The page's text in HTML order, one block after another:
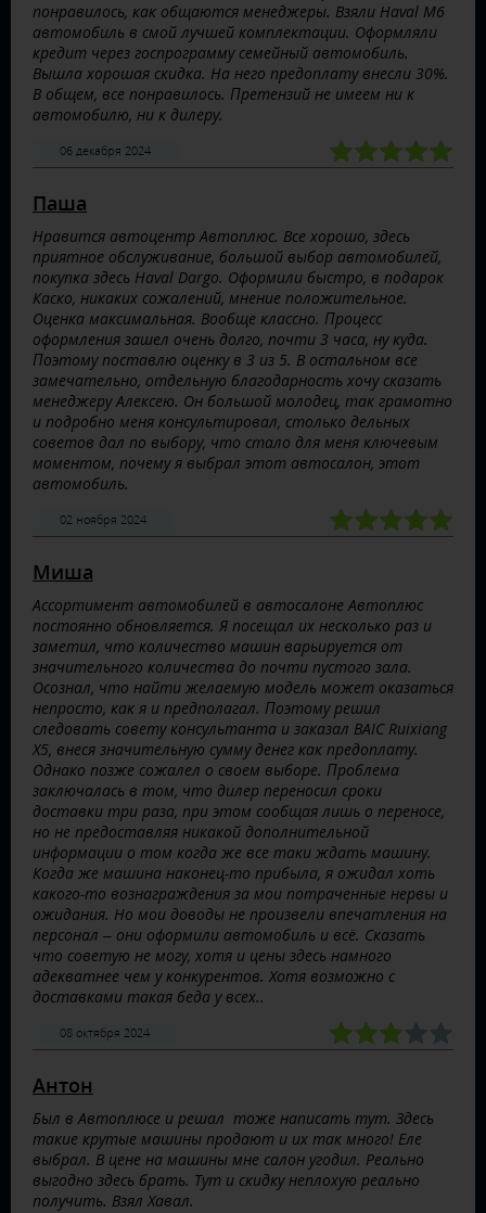
понравилось, как общаются менеджеры. Взяли Haval M6
автомобиль в смой лучшей комплектации. Оформляли
кредит через госпрограмму семейный автомобиль.
Вышла хорошая скидка. На него предоплату внесли 30%.
В общем, все понравилось. Претензий не имеем ни к
автомобилю, ни к дилеру.
06 декабря 2024
Паша
Нравится автоцентр Автоплюс. Все хорошо, здесь
приятное обслуживание, большой выбор автомобилей,
покупка здесь Haval Dargo. Оформили быстро, в подарок
Каско, никаких сожалений, мнение положительное.
Оценка максимальная. Вообще классно. Процесс
оформления зашел очень долго, почти 3 часа, ну куда.
Поэтому поставлю оценку в 3 из 5. В остальном все
замечательно, отдельную благодарность хочу сказать
менеджеру Алексею. Он большой молодец, так грамотно
и подробно меня консультировал, столько дельных
советов дал по выбору, что стало для меня ключевым
моментом, почему я выбрал этот автосалон, этот
автомобиль.
02 ноября 2024
Миша
Ассортимент автомобилей в автосалоне Автоплюс
постоянно обновляется. Я посещал их несколько раз и
заметил, что количество машин варьируется от
значительного количества до почти пустого зала.
Осознал, что найти желаемую модель может оказаться
непросто, как я и предполагал. Поэтому решил
следовать совету консультанта и заказал BAIC Ruixiang
X5, внеся значительную сумму денег как предоплату.
Однако позже сожалел о своем выборе. Проблема
заключалась в том, что дилер переносил сроки
доставки три раза, при этом сообщая лишь о переносе,
но не предоставляя никакой дополнительной
информации о том когда же все таки ждать машину.
Когда же машина наконец-то прибыла, я ожидал хоть
какого-то вознаграждения за мои потраченные нервы и
ожидания. Но мои доводы не произвели впечатления на
персонал – они оформили автомобиль и всё. Сказать
что советую не могу, хотя и цены здесь намного
адекватнее чем у конкурентов. Хотя возможно с
доставками такая беда у всех..
08 октября 2024
Антон
Был в Автоплюсе и решал тоже написать тут. Здесь
такие крутые машины продают и их так много! Еле
выбрал. В цене на машины мне салон угодил. Реально
выгодно здесь брать. Тут и скидку неплохую реально
получить. Взял Хавал.